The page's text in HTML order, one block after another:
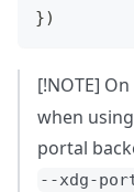
})
[!NOTE]
when
portal
--xdg-